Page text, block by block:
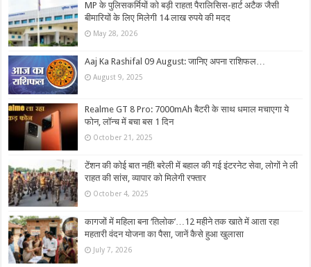
MP के पुलिसकर्मियों को बड़ी राहत! पैरालिसिस-हार्ट अटैक जैसी
बीमारियों के लिए मिलेगी 14 लाख रुपये की मदद
May 28, 2026
Aaj Ka Rashifal 09 August: जानिए अपना राशिफल…
August 9, 2025
Realme GT 8 Pro: 7000mAh बैटरी के साथ धमाल मचाएगा ये
फोन, लॉन्च में बचा बस 1 दिन
October 21, 2025
टेंशन की कोई बात नहीं! बरेली में बहाल की गई इंटरनेट सेवा, लोगों ने ली
राहत की सांस, व्यापार को मिलेगी रफ्तार
October 4, 2025
कागजों में महिला बना ‘तिलोक’…12 महीने तक खाते में आता रहा
महतारी वंदन योजना का पैसा, जानें कैसे हुआ खुलासा
July 7, 2026